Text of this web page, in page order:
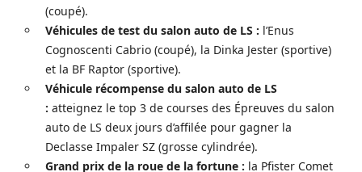
(coupé).
Véhicules de test du salon auto de LS : l’Enus
Cognoscenti Cabrio (coupé), la Dinka Jester (sportive)
et la BF Raptor (sportive).
Véhicule récompense du salon auto de LS
: atteignez le top 3 de courses des Épreuves du salon
auto de LS deux jours d’affilée pour gagner la
Declasse Impaler SZ (grosse cylindrée).
Grand prix de la roue de la fortune : la Pfister Comet